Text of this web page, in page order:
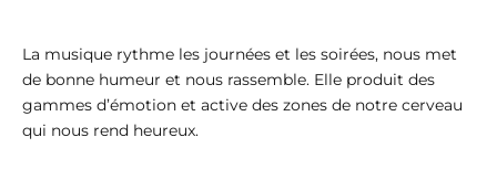
La musique rythme les journées et les soirées, nous met
de bonne humeur et nous rassemble. Elle produit des
gammes d’émotion et active des zones de notre cerveau
qui nous rend heureux.